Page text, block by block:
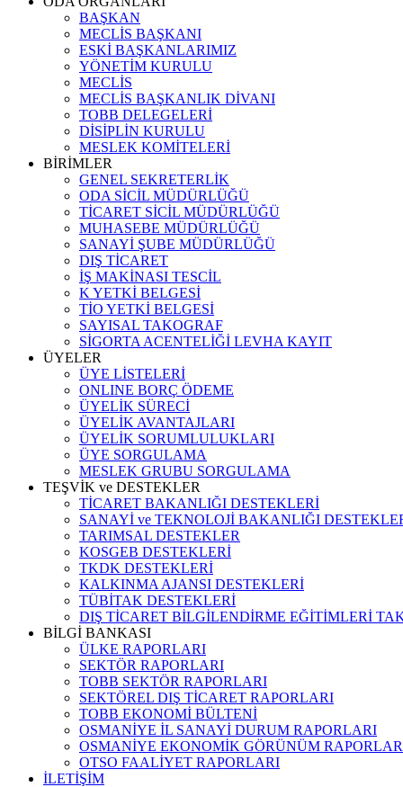
BAŞKAN
MECLİS BAŞKANI
ESKİ BAŞKANLARIMIZ
YÖNETİM KURULU
MECLİS
MECLİS BAŞKANLIK DİVANI
TOBB DELEGELERİ
DİSİPLİN KURULU
MESLEK KOMİTELERİ
BİRİMLER
GENEL SEKRETERLİK
ODA SİCİL MÜDÜRLÜĞÜ
TİCARET SİCİL MÜDÜRLÜĞÜ
MUHASEBE MÜDÜRLÜĞÜ
SANAYİ ŞUBE MÜDÜRLÜĞÜ
DIŞ TİCARET
İŞ MAKİNASI TESCİL
K YETKİ BELGESİ
TİO YETKİ BELGESİ
SAYISAL TAKOGRAF
SİGORTA ACENTELİĞİ LEVHA KAYIT
ÜYELER
ÜYE LİSTELERİ
ONLINE BORÇ ÖDEME
ÜYELİK SÜRECİ
ÜYELİK AVANTAJLARI
ÜYELİK SORUMLULUKLARI
ÜYE SORGULAMA
MESLEK GRUBU SORGULAMA
TEŞVİK ve DESTEKLER
TİCARET BAKANLIĞI DESTEKLERİ
SANAYİ ve TEKNOLOJİ BAKANLIĞI
TARIMSAL DESTEKLER
KOSGEB DESTEKLERİ
TKDK DESTEKLERİ
KALKINMA AJANSI DESTEKLERİ
TÜBİTAK DESTEKLERİ
DIŞ TİCARET BİLGİLENDİRME EĞİTİMLERİ
BİLGİ BANKASI
ÜLKE RAPORLARI
SEKTÖR RAPORLARI
TOBB SEKTÖR RAPORLARI
SEKTÖREL DIŞ TİCARET RAPORLARI
TOBB EKONOMİ BÜLTENİ
OSMANİYE İL SANAYİ DURUM RAPORLARI
OSMANİYE EKONOMİK GÖRÜNÜM
OTSO FAALİYET RAPORLARI
İLETİŞİM